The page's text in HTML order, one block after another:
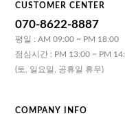
CUSTOMER CENTER
070-8622-8887
평일 : AM 09:00 ~ PM 18:00
점심시간 : PM 13:00 ~ PM
(토, 일요일, 공휴일 휴무)
COMPANY INFO